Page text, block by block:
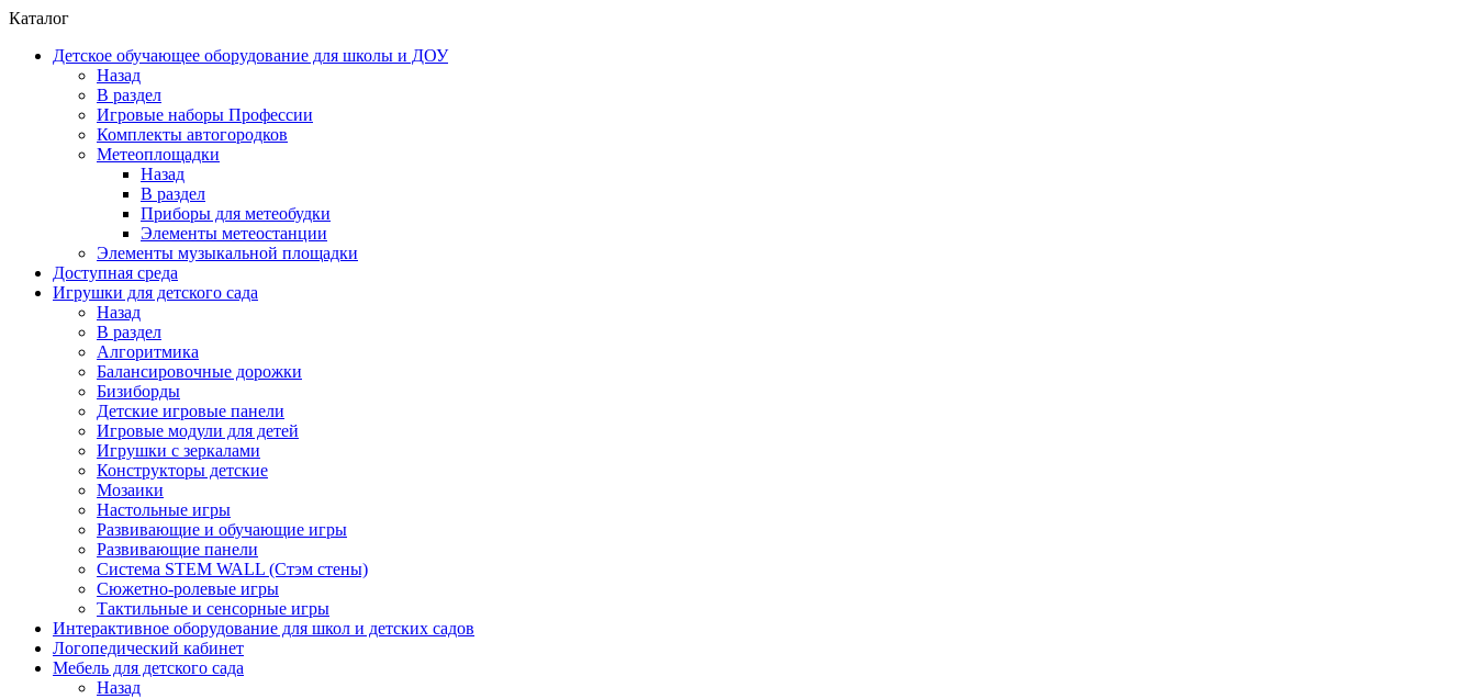
Каталог
Детское обучающее оборудование для школы и ДОУ
Назад
В раздел
Игровые наборы Профессии
Комплекты автогородков
Метеоплощадки
Назад
В раздел
Приборы для метеобудки
Элементы метеостанции
Элементы музыкальной площадки
Доступная среда
Игрушки для детского сада
Назад
В раздел
Алгоритмика
Балансировочные дорожки
Бизиборды
Детские игровые панели
Игровые модули для детей
Игрушки с зеркалами
Конструкторы детские
Мозаики
Настольные игры
Развивающие и обучающие игры
Развивающие панели
Система STEM WALL (Cтэм стены)
Сюжетно-ролевые игры
Тактильные и сенсорные игры
Интерактивное оборудование для школ и детских садов
Логопедический кабинет
Мебель для детского сада
Назад